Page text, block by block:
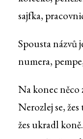
sajfka,
Spousta názvů
numera,
Na konec něco
Nerozlej se,
žes ukradl